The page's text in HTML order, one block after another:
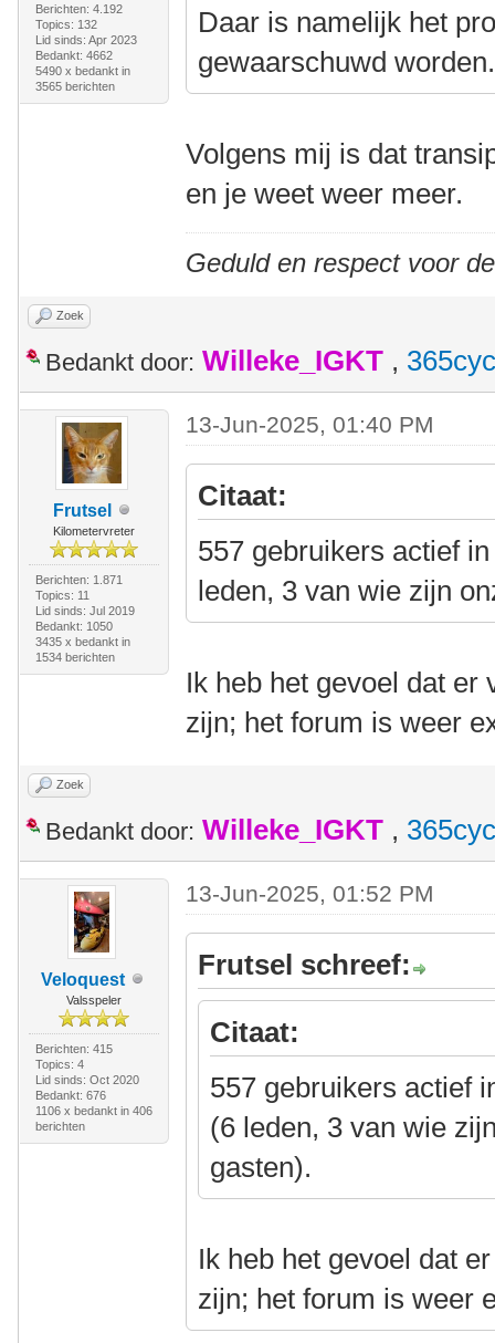
Berichten: 4.192
Topics: 132
Lid sinds: Apr 2023
Bedankt: 4662
5490 x bedankt in
3565 berichten
Daar is namelijk het
gewaarschuwd worden.
Volgens mij is dat
en je weet weer meer.
Geduld en respect voor
Zoek
Bedankt door: Willeke_IGKT ,
Frutsel
Kilometervreter
Berichten: 1.871
Topics: 11
Lid sinds: Jul 2019
Bedankt: 1050
3435 x bedankt in
1534 berichten
13-Jun-2025, 01:40 PM
Citaat:
557 gebruikers actief
leden, 3 van wie zijn
Ik heb het gevoel dat er
zijn; het forum is weer
Zoek
Bedankt door: Willeke_IGKT ,
Veloquest
Valsspeler
Berichten: 415
Topics: 4
Lid sinds: Oct 2020
Bedankt: 676
1106 x bedankt in 406
berichten
13-Jun-2025, 01:52 PM
Frutsel schreef:
Citaat:
557 gebruikers actief
(6 leden, 3 van wie
gasten).
Ik heb het gevoel dat
zijn; het forum is weer